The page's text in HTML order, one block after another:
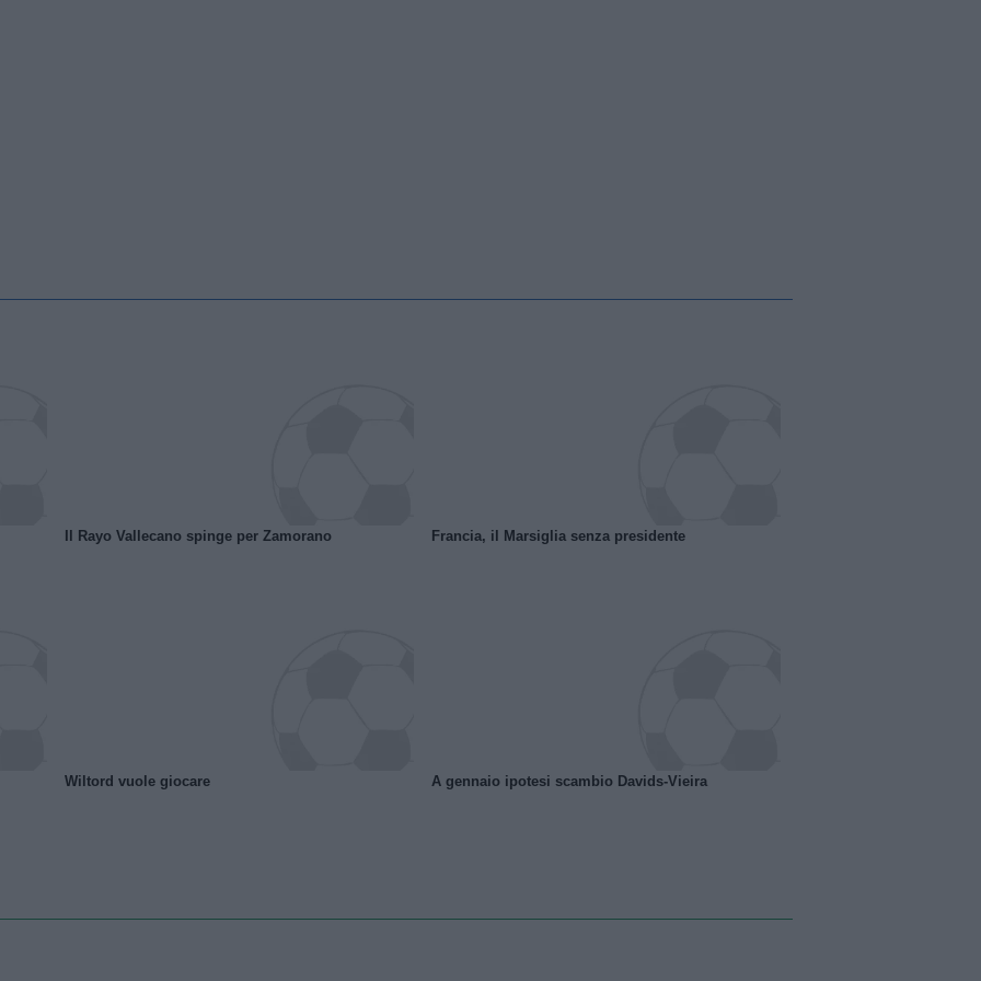
Il Rayo Vallecano spinge per Zamorano Francia, il Marsiglia senza presidente
Wiltord vuole giocare A gennaio ipotesi scambio Davids-Vieira